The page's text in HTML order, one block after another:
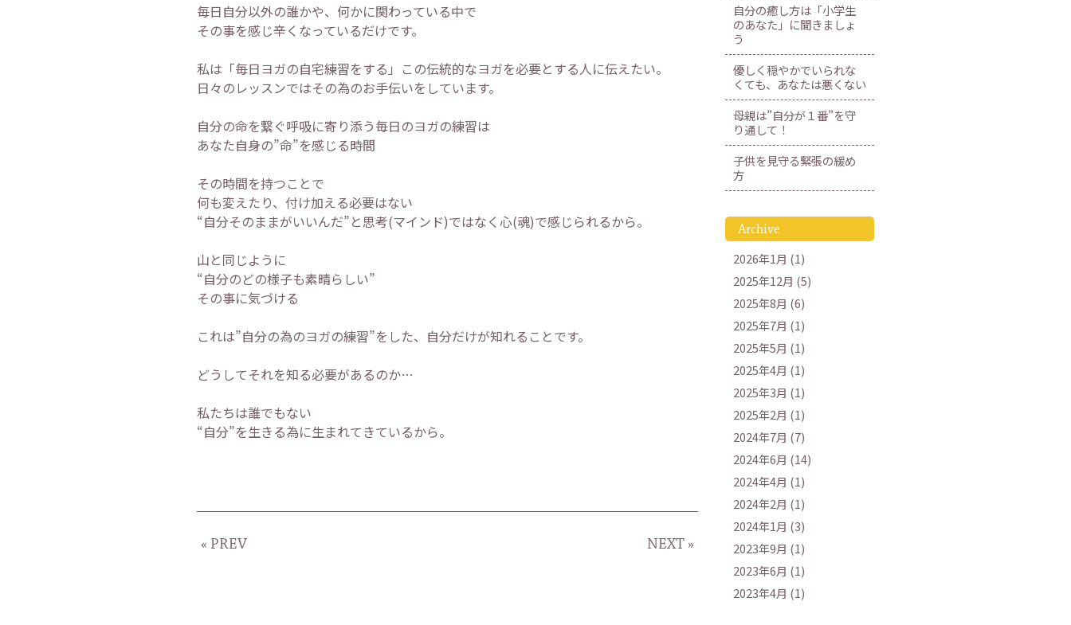
毎日自分以外の誰かや、何かに関わっている中で
その事を感じ辛くなっているだけです。
私は「毎日ヨガの自宅練習をする」この伝統的なヨガを必要とする人に伝えたい。
日々のレッスンではその為のお手伝いをしています。
自分の命を繋ぐ呼吸に寄り添う毎日のヨガの練習は
あなた自身の”命”を感じる時間
その時間を持つことで
何も変えたり、付け加える必要はない
“自分そのままがいいんだ”と思考(マインド)ではなく心(魂)で感じられるから。
山と同じように
“自分のどの様子も素晴らしい”
その事に気づける
これは”自分の為のヨガの練習”をした、自分だけが知れることです。
どうしてそれを知る必要があるのか…
私たちは誰でもない
“自分”を生きる為に生まれてきているから。
« PREV NEXT »
自分の癒し方は「小学生
のあなた」に聞きましょ
う
優しく穏やかでいられな
くても、あなたは悪くない
母親は”自分が１番”を守
り通して！
子供を見守る緊張の緩め
方
Archive
2026年1月 (1)
2025年12月 (5)
2025年8月 (6)
2025年7月 (1)
2025年5月 (1)
2025年4月 (1)
2025年3月 (1)
2025年2月 (1)
2024年7月 (7)
2024年6月 (14)
2024年4月 (1)
2024年2月 (1)
2024年1月 (3)
2023年9月 (1)
2023年6月 (1)
2023年4月 (1)